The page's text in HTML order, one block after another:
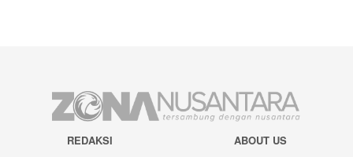
REDAKSI
ABOUT US